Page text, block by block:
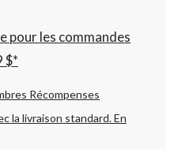
pour les commandes
$*
Récompenses
la livraison standard.En